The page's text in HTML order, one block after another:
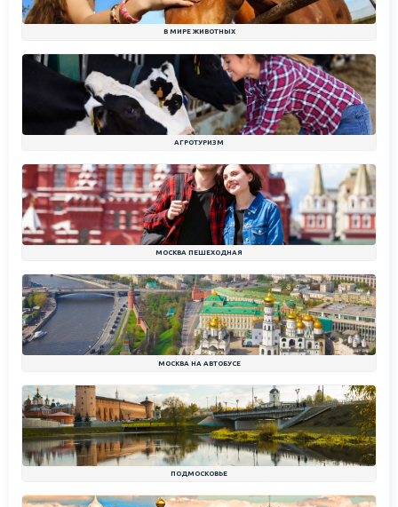
В МИРЕ ЖИВОТНЫХ
АГРОТУРИЗМ
МОСКВА ПЕШЕХОДНАЯ
МОСКВА НА АВТОБУСЕ
ПОДМОСКОВЬЕ